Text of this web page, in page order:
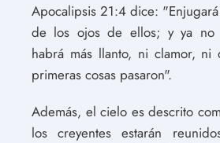
Apocalipsis 21:4 dice:
de los ojos de ellos; y ya no
habrá más llanto, ni clamor,
primeras cosas pasaron".
Además, el cielo es descrito
los creyentes estarán